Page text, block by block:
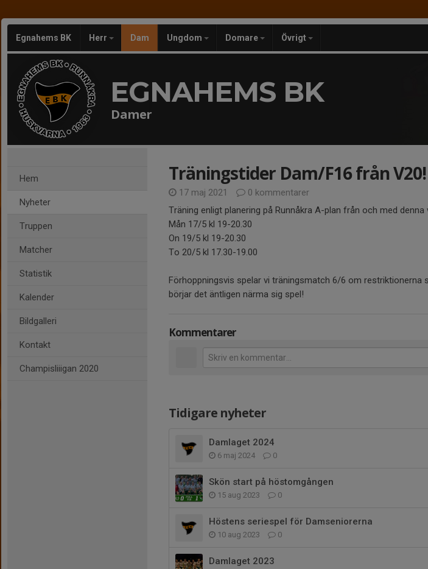
Egnahems BK Herr Dam Ungdom Domare Övrigt
EGNAHEMS BK
Damer
Hem
Nyheter
Truppen
Matcher
Statistik
Kalender
Bildgalleri
Kontakt
Champisliiigan 2020
Träningstider Dam/F16 från V20!
17 maj 2021
0 kommentarer
Träning enligt planering på Runnåkra A-plan från och med denna
Mån 17/5 kl 19-20.30
On 19/5 kl 19-20.30
To 20/5 kl 17.30-19.00
Förhoppningsvis spelar vi träningsmatch 6/6 om restriktionerna
börjar det äntligen närma sig spel!
Kommentarer
Tidigare nyheter
Damlaget 2024
6 maj 2024 0
Skön start på höstomgången
15 aug 2023 0
Höstens seriespel för Damseniorerna
10 aug 2023 0
Damlaget 2023